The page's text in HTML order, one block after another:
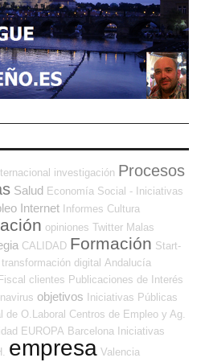
investigación Procesos
Salud Economía Social - Iniciativas
Internet Informes Cultura
opiniones Twitter Malas
CALIDAD Formación Start-
transformación digital Andalucía
Fiscal clientes Publicaciones de Interés
objetivos
Iniciativas Públicas
de O.Laboral Centros de Empleo y Ag.
EUROPA Barcelona Iniciativas
empresa Valencia